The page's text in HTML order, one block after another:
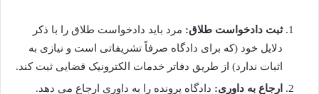
ثبت دادخواست طلاق: مرد باید دادخواست طلاق را با ذکر
دلایل خود (که برای دادگاه صرفاً تشریفاتی است و نیازی به
اثبات ندارد) از طریق دفاتر خدمات الکترونیک قضایی ثبت کند.
ارجاع به داوری: دادگاه پرونده را به داوری ارجاع می دهد.